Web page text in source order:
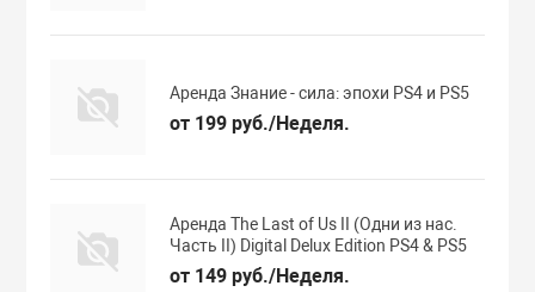
Аренда Знание - сила: эпохи PS4 и PS5
от 199 руб./Неделя.
Аренда The Last of Us II (Одни из нас.
Часть II) Digital Delux Edition PS4 & PS5
от 149 руб./Неделя.